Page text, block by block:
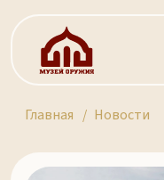
Главная Новости